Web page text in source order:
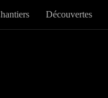
Découvertes